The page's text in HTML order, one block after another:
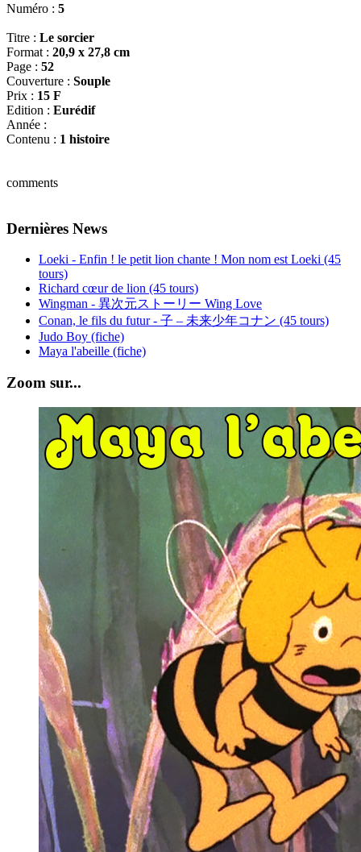
Numéro : 5
Titre : Le sorcier
Format : 20,9 x 27,8 cm
Page : 52
Couverture : Souple
Prix : 15 F
Edition : Eurédif
Année :
Contenu : 1 histoire
comments
Dernières News
Loeki - Enfin ! le petit lion chante ! Mon nom est Loeki (45
tours)
Richard cœur de lion (45 tours)
Wingman - 異次元ストーリー Wing Love
Conan, le fils du futur - 子 – 未来少年コナン (45 tours)
Judo Boy (fiche)
Maya l'abeille (fiche)
Zoom sur...